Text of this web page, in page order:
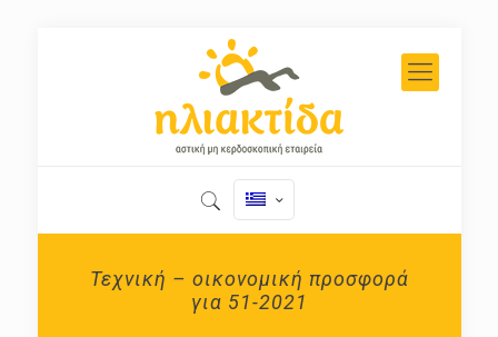
Τεχνική – οικονομική προσφορά
για 51-2021